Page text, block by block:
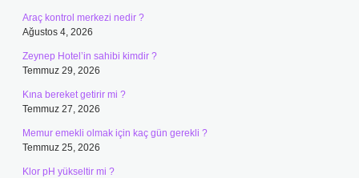
Araç kontrol merkezi nedir ?
Ağustos 4, 2026
Zeynep Hotel’in sahibi kimdir ?
Temmuz 29, 2026
Kına bereket getirir mi ?
Temmuz 27, 2026
Memur emekli olmak için kaç gün gerekli ?
Temmuz 25, 2026
Klor pH yükseltir mi ?